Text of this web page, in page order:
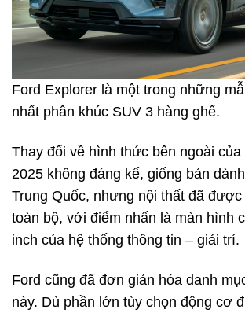
Ford Explorer là một trong những
nhất phân khúc SUV 3 hàng ghế.
Thay đổi về hình thức bên ngoài
2025 không đáng kể, giống bản
Trung Quốc, nhưng nội thất đã được
toàn bộ, với điểm nhấn là màn hình
inch của hệ thống thông tin – giải trí.
Ford cũng đã đơn giản hóa danh
này. Dù phần lớn tùy chọn động cơ